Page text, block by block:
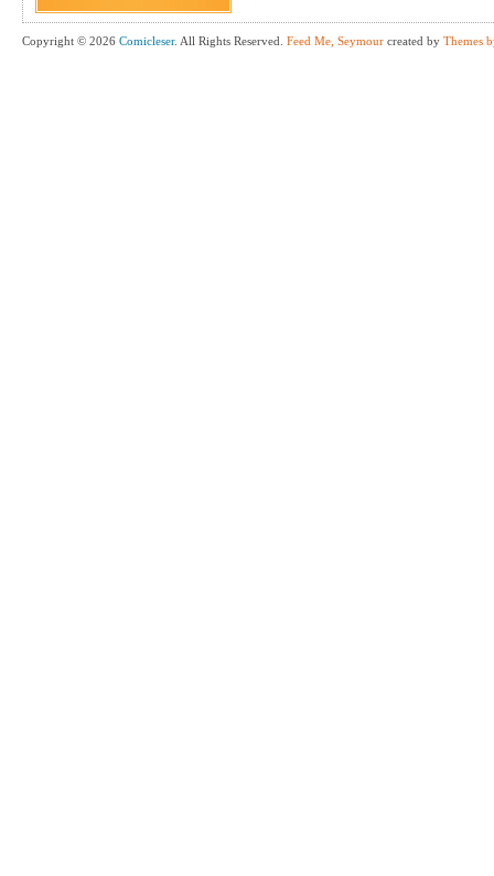
Copyright © 2026 Comicleser. All Rights Reserved. Feed Me, Seymour created by Themes